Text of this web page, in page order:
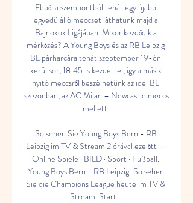
Ebből a szempontból tehát egy újabb
egyedülálló meccset láthatunk majd a
Bajnokok Ligájában. Mikor kezdődik a
mérkőzés? A Young Boys és az RB Leipzig
BL párharcára tehát szeptember 19-én
kerül sor, 18:45-s kezdettel, így a másik
nyitó meccsről beszélhetünk az idei BL
szezonban, az AC Milan – Newcastle meccs
mellett.
So sehen Sie Young Boys Bern - RB
Leipzig im TV & Stream 2 órával ezelőtt —
Online Spiele · BILD · Sport · Fußball.
Young Boys Bern - RB Leipzig: So sehen
Sie die Champions League heute im TV &
Stream. Start ...